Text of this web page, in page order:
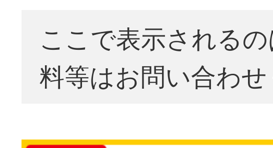
ここで表示される
料等はお問い合わ